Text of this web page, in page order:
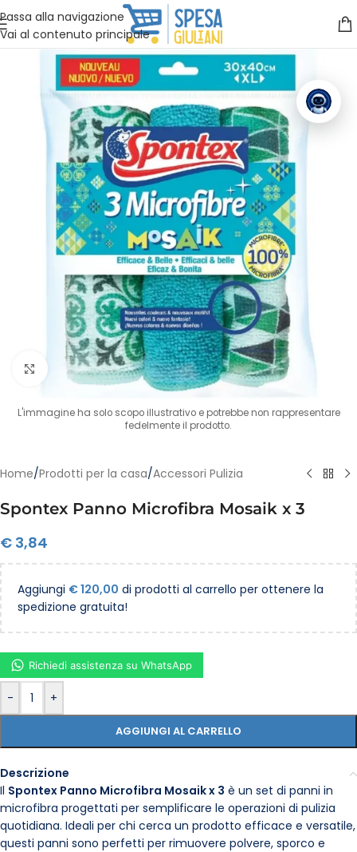
Passa alla navigazione
Vai al contenuto principale
Vuoi assistenza?Clicca qui e ti richiamiamo noi
Clicca per ingrandire
L'immagine ha solo scopo illustrativo e potrebbe non rappresentare
fedelmente il prodotto.
Home/Prodotti per la casa/Accessori Pulizia
Spontex Panno Microfibra Mosaik x 3
€ 3,84
Aggiungi €120,00 di prodotti al carrello per ottenere la
spedizione gratuita!
- +
AGGIUNGI AL CARRELLO
Richiedi assistenza su WhatsApp
Descrizione
Il Spontex Panno Microfibra Mosaik x 3 è un set di panni in
microfibra progettati per semplificare le operazioni di pulizia
quotidiana. Ideali per chi cerca un prodotto efficace e versatile,
questi panni sono perfetti per rimuovere polvere, sporco e